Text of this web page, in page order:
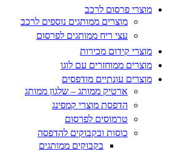
מוצרי פרסום לרכב
מוצרים ממותגים נוספים לרכב
עצי ריח ממותגים לפרסום
מוצרי קידום מכירות
מוצרים ממוחזרים עם לוגו
מוצרים עונתיים מודפסים
ארטיק ממותג – שלגון ממותג
הדפסת מוצרי קמפינג
טרמוסים לפרסום
כוסות ובקבוקים להדפסה
בקבוקים ממותגים